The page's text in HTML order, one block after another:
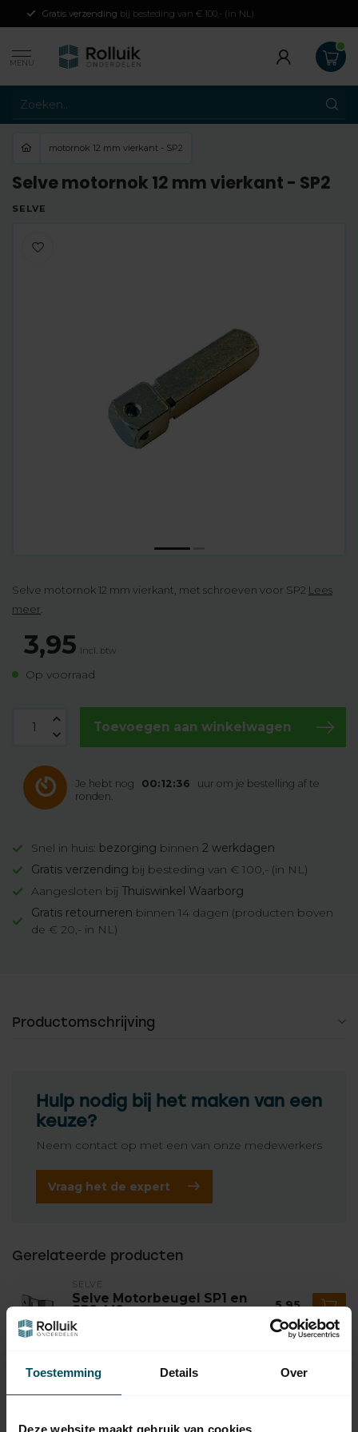
Toestemming Details Over
Deze website maakt gebruik van cookies
Gratis verzending bij besteding van € 100,- (in NL)
MENU
motornok 12 mm vierkant - SP2
Selve motornok 12 mm vierkant - SP2
SELVE
Selve motornok 12 mm vierkant, met schroeven voor SP2 Lees
meer
3,95 Incl. btw
Op voorraad
Toevoegen aan winkelwagen
Je hebt nog 00:12:35
uur om je bestelling af te
ronden.
Snel in huis: bezorging binnen 2 werkdagen
Gratis verzending bij besteding van € 100,- (in NL)
Aangesloten bij Thuiswinkel Waarborg
Gratis retourneren binnen 14 dagen (producten boven
de € 20,- in NL)
Productomschrijving
Hulp nodig bij het maken van een
keuze?
Neem contact op met een van onze medewerkers
Vraag het de expert
Gerelateerde producten
SELVE
Selve Motorbeugel SP1 en
SP2, M8
Op voorraad
5,95
SELVE